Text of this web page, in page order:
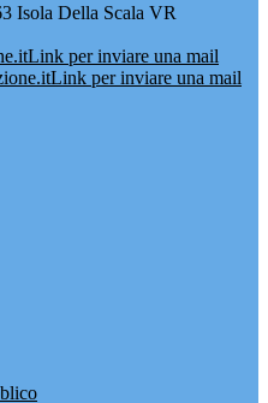
Isola Della Scala VR
Link per inviare una mail
Link per inviare una mail